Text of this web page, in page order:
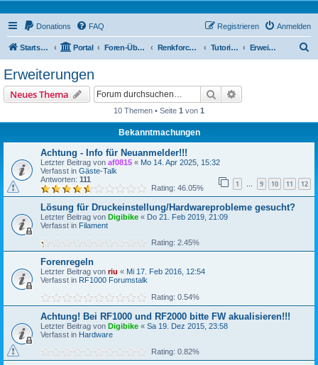
Donations FAQ Anmelden
Registrieren
Startseite Portal Foren-Übersicht Renkforce RF1000 Forum Tutorials & Co Erweiterungen
Erweiterungen
Neues Thema Suche
10 Themen • Seite 1 von 1
Bekanntmachungen
Achtung - Info für Neuanmelder!!!
Letzter Beitrag von af0815 « Mo 14. Apr 2025, 15:32
Verfasst in Gäste-Talk
Antworten: 111 1 … 9 10 11 12
Rating: 46.05%
Lösung für Druckeinstellung/Hardwareprobleme gesucht?
Letzter Beitrag von Digibike « Do 21. Feb 2019, 21:09
Verfasst in Filament
Rating: 2.45%
Forenregeln
Letzter Beitrag von riu « Mi 17. Feb 2016, 12:54
Verfasst in RF1000 Forumstalk
Rating: 0.54%
Achtung! Bei RF1000 und RF2000 bitte FW akualisieren!!!
Letzter Beitrag von Digibike « Sa 19. Dez 2015, 23:58
Verfasst in Hardware
Rating: 0.82%